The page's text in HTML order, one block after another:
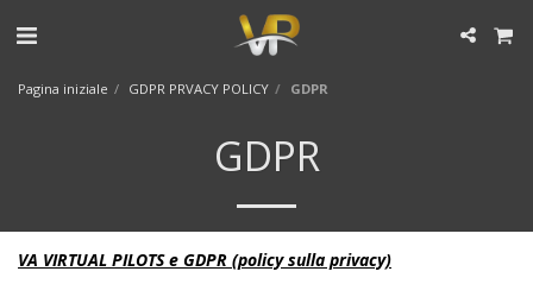
Pagina iniziale GDPR PRVACY POLICY GDPR
GDPR
VA VIRTUAL PILOTS e GDPR (policy sulla privacy)